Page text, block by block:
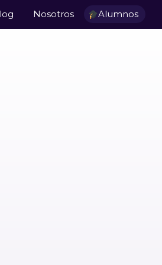
Nosotros Alumnos